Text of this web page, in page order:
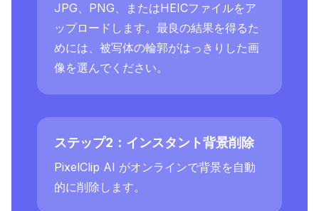
JPG、PNG、またはHEICファイルをア
ップロードします。最良の結果を得るた
めには、被写体の輪郭がはっきりした画
像を選んでください。
ステップ2：インスタント背景削除
PixelClip AI がオンラインで背景を自動
的に削除します。